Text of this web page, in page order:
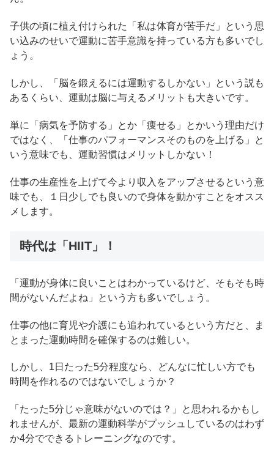
子供の頃に植え付けられた「私は体育が苦手だ」という思
い込みのせいで運動に苦手意識を持っている方も多いでし
ょう。
しかし、「脳を鍛えるには運動するしかない」という説も
あるくらい、運動は脳に与えるメリットも大きいです。
単に「病気を予防する」とか「痩せる」とかいう理由だけ
ではなく、「仕事のパフォーマンスそのものを上げる」と
いう意味でも、運動習慣はメリットしかない！
仕事の生産性を上げて今より収入をアップさせるという意
味でも、１日少しでも良いので身体を動かすことをオスス
メします。
時代は「HIIT」！
「運動が身体に良いことはわかっているけど、そもそも時
間がないんだよね」という方も多いでしょう。
仕事の他に育児や介護にも追われているという方だと、ま
とまった運動時間を確保するのは難しい。
しかし、1日たった5分程度なら、どんなに忙しい方でも
時間を作れるのではないでしょうか？
「たった5分じゃ意味がないのでは？」と思われるかもし
れませんが、最新の運動科学がプッシュしているのはわず
か4分でできるトレーニングなのです。